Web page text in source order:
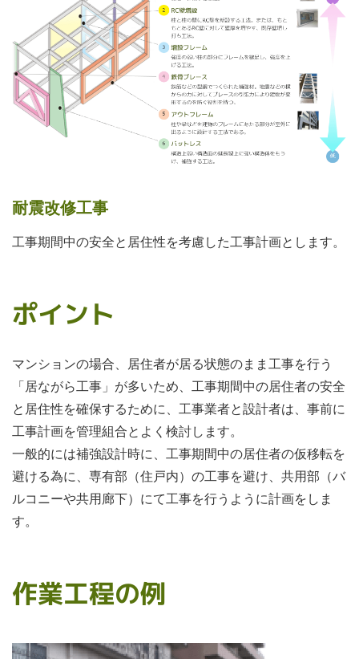
耐震改修工事
工事期間中の安全と居住性を考慮した工事計画とします。
ポイント
マンションの場合、居住者が居る状態のまま工事を行う
「居ながら工事」が多いため、工事期間中の居住者の安全
と居住性を確保するために、工事業者と設計者は、事前に
工事計画を管理組合とよく検討します。
一般的には補強設計時に、工事期間中の居住者の仮移転を
避ける為に、専有部（住戸内）の工事を避け、共用部（バ
ルコニーや共用廊下）にて工事を行うように計画をしま
す。
作業工程の例